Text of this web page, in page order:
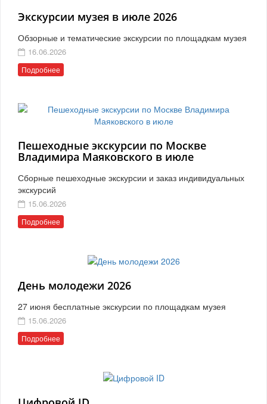
Экскурсии музея в июле 2026
Обзорные и тематические экскурсии по площадкам музея
16.06.2026
Подробнее
Пешеходные экскурсии по Москве
Владимира Маяковского в июле
Сборные пешеходные экскурсии и заказ индивидуальных
экскурсий
15.06.2026
Подробнее
День молодежи 2026
27 июня бесплатные экскурсии по площадкам музея
15.06.2026
Подробнее